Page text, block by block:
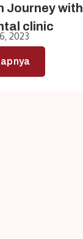
Journey with
clinic
2023